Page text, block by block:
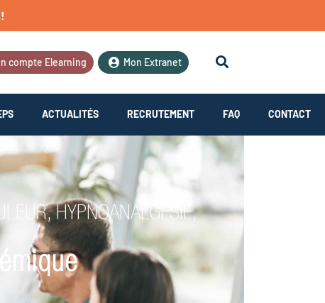
!
compte Elearning Mon Extranet
ACTUALITÉS RECRUTEMENT FAQ CONTACT
HYPNOANALGÉSIE,